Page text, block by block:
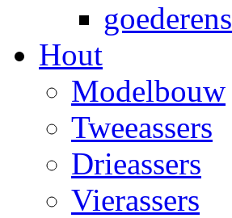
Hout
Modelbouw
Tweeassers
Drieassers
Vierassers